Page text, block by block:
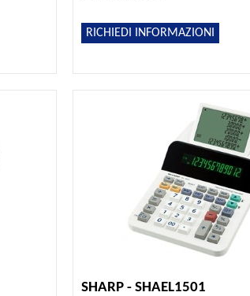
RICHIEDI INFORMAZIONI
SHARP - SHAEL1501